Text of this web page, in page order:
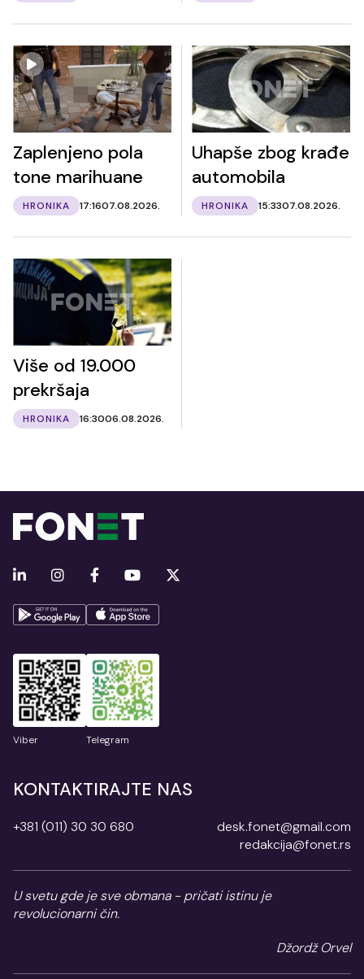
Zaplenjeno pola
tone marihuane
HRONIKA 17:1607.08.2026.
Uhapše zbog krađe
automobila
HRONIKA 15:3307.08.2026.
Više od 19.000
prekršaja
HRONIKA 16:3006.08.2026.
Viber Telegram
KONTAKTIRAJTE NAS
+381 (011) 30 30 680
desk.fonet@gmail.com
redakcija@fonet.rs
U svetu gde je sve obmana - pričati istinu je
revolucionarni čin.
Džordž Orvel